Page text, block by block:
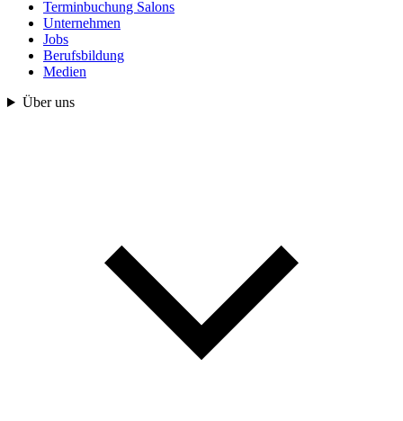
Terminbuchung Salons
Unternehmen
Jobs
Berufsbildung
Medien
Über uns